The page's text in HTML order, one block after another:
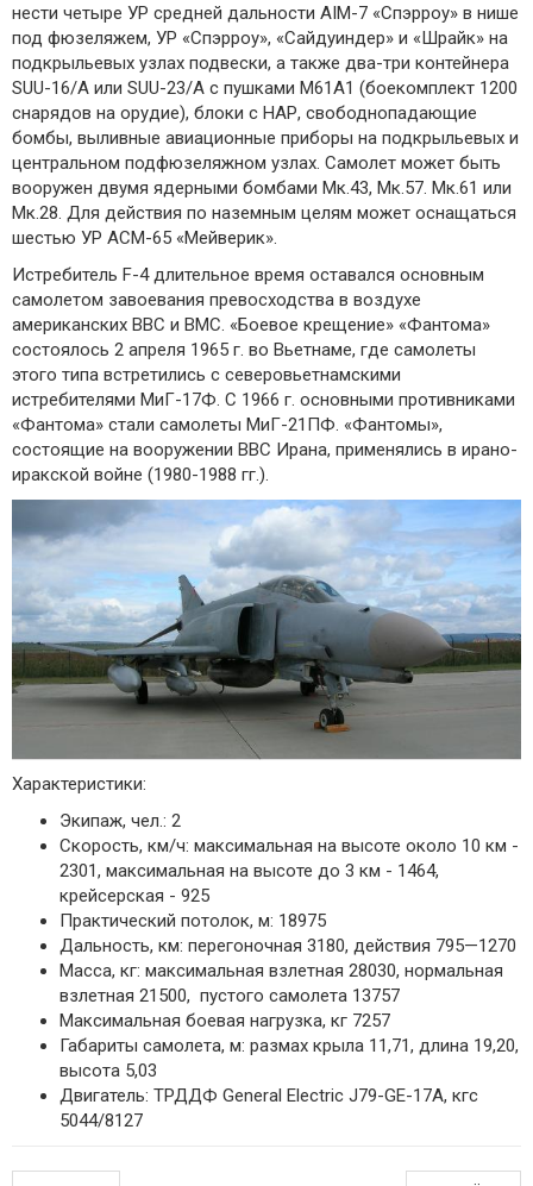
нести четыре УР средней дальности AIM-7 «Спэрроу» в нише
под фюзеляжем, УР «Спэрроу», «Сайдуиндер» и «Шрайк» на
подкрыльевых узлах подвески, а также два-три контейнера
SUU-16/A или SUU-23/A с пушками М61А1 (боекомплект 1200
снарядов на орудие), блоки с НАР, свободнопадающие
бомбы, выливные авиационные приборы на подкрыльевых и
центральном подфюзеляжном узлах. Самолет может быть
вооружен двумя ядерными бомбами Мк.43, Мк.57. Мк.61 или
Мк.28. Для действия по наземным целям может оснащаться
шестью УР АСМ-65 «Мейверик».
Истребитель F-4 длительное время оставался основным
самолетом завоевания превосходства в воздухе
американских ВВС и ВМС. «Боевое крещение» «Фантома»
состоялось 2 апреля 1965 г. во Вьетнаме, где самолеты
этого типа встретились с северовьетнамскими
истребителями МиГ-17Ф. С 1966 г. основными противниками
«Фантома» стали самолеты МиГ-21ПФ. «Фантомы»,
состоящие на вооружении ВВС Ирана, применялись в ирано-
иракской войне (1980-1988 гг.).
Характеристики:
Экипаж, чел.: 2
Скорость, км/ч: максимальная на высоте около 10 км -
2301, максимальная на высоте до 3 км - 1464,
крейсерская - 925
Практический потолок, м: 18975
Дальность, км: перегоночная 3180, действия 795—1270
Масса, кг: максимальная взлетная 28030, нормальная
взлетная 21500, пустого самолета 13757
Максимальная боевая нагрузка, кг 7257
Габариты самолета, м: размах крыла 11,71, длина 19,20,
высота 5,03
Двигатель: ТРДДФ General Electric J79-GE-17A, кгс
5044/8127